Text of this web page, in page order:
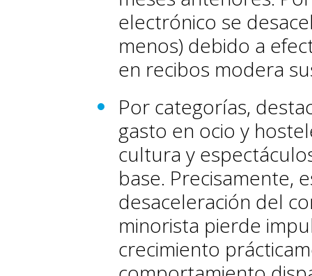
electrónico se
menos) debido a
en recibos modera
Por categorías,
gasto en ocio y
cultura y
base. Precisamente,
desaceleración del
minorista pierde
crecimiento